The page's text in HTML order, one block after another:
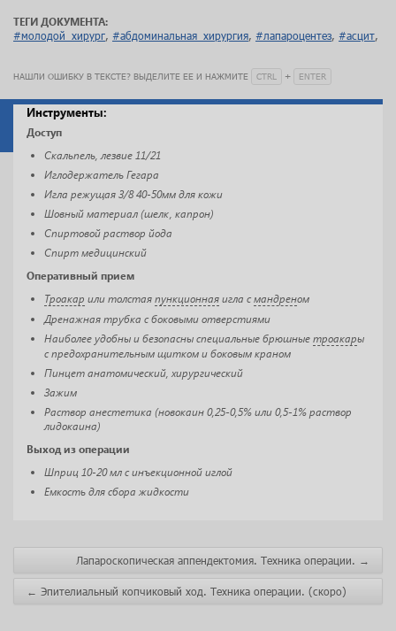
ТЕГИ ДОКУМЕНТА:
#молодой_хирург, #абдоминальная_хирургия, #лапароцентез, #асцит,
НАШЛИ ОШИБКУ В ТЕКСТЕ? ВЫДЕЛИТЕ ЕЕ И НАЖМИТЕ CTRL + ENTER
Инструменты:
Доступ
Скальпель, лезвие 11/21
Иглодержатель Гегара
Игла режущая 3/8 40-50мм для кожи
Шовный материал (шелк, капрон)
Спиртовой раствор йода
Спирт медицинский
Оперативный прием
Троакар или толстаяпункционнаяигла смандреном
Дренажная трубка с боковыми отверстиями
Наиболее удобны и безопасны специальные брюшныетроакары
с предохранительным щитком и боковым краном
Пинцет анатомический, хирургический
Зажим
Раствор анестетика (новокаин 0,25-0,5% или 0,5-1% раствор
лидокаина)
Выход из операции
Шприц 10-20 мл с инъекционной иглой
Емкость для сбора жидкости
Лапароскопическая аппендектомия. Техника операции. →
← Эпителиальный копчиковый ход. Техника операции. (скоро)